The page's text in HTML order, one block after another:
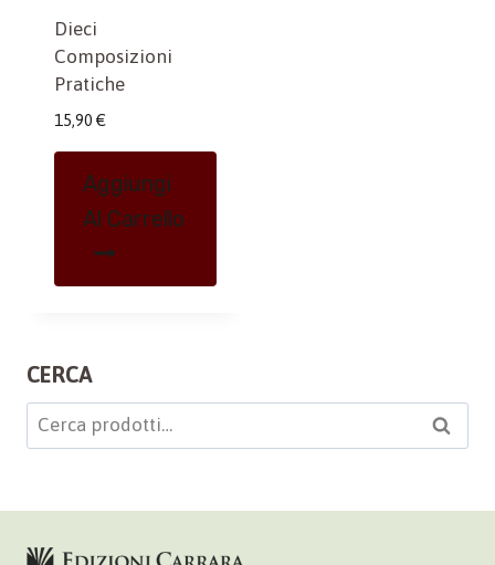
Dieci
Composizioni
Pratiche
15,90 €
Aggiungi
Al Carrello
CERCA
Cerca: Cerca